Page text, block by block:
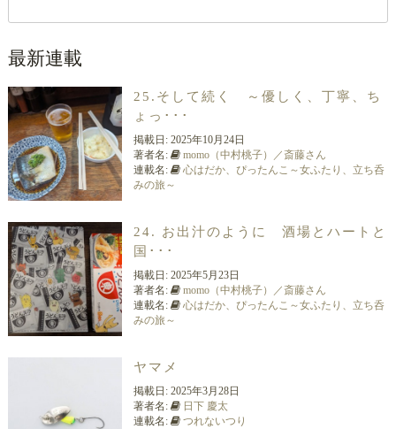
最新連載
25.そして続く ～優しく、丁寧、ち
ょっ･･･
掲載日: 2025年10月24日
著者名:
momo（中村桃子）／斎藤さん
連載名:
心はだか、ぴったんこ～女ふたり、立ち呑
みの旅～
24. お出汁のように 酒場とハートと
国･･･
掲載日: 2025年5月23日
著者名:
momo（中村桃子）／斎藤さん
連載名:
心はだか、ぴったんこ～女ふたり、立ち呑
みの旅～
ヤマメ
掲載日: 2025年3月28日
著者名:
日下 慶太
連載名:
つれないつり